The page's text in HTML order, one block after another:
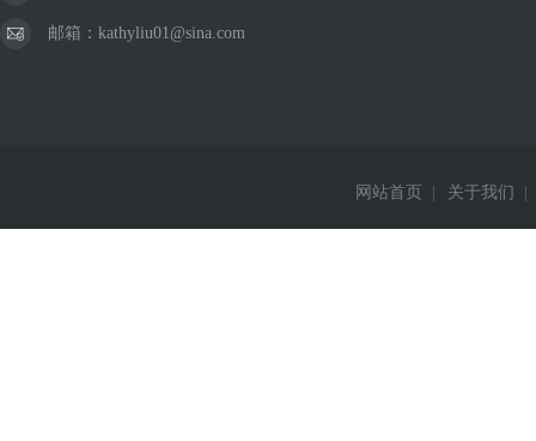
邮箱：kathyliu01@sina.com
网站首页 关于我们